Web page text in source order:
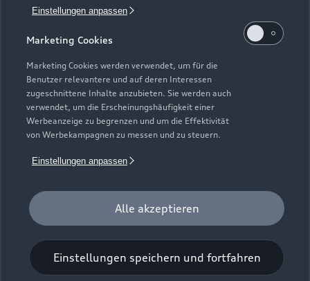
Einstellungen anpassen
Marketing Cookies
Marketing Cookies werden verwendet, um für die
Benutzer relevantere und auf deren Interessen
zugeschnittene Inhalte anzubieten. Sie werden auch
verwendet, um die Erscheinungshäufigkeit einer
Werbeanzeige zu begrenzen und um die Effektivität
von Werbekampagnen zu messen und zu steuern.
Einstellungen anpassen
Alle akzeptieren
Einstellungen speichern und fortfahren
Aktionen & Angebote
Geschäftskunden
Audi digital services
myAudi
Audi Online Beratung
Online-Terminvereinbarung
Servicekontakt
Bordbuch & Bedienungsanleitungen
Verträge kündigen
Unternehmen
Karriere
Investor Relations
Presse & Media Center
Datenschutz
© 2026 AUDI AG. Alle Rechte vorbehalten
Impressum Rechtliches
Hinweisgebersystem
Datenschutzinformation
Digital Services Act
EU Data Act
Der Umfang des Audi CarCheck wird gegebenenfalls
fahrzeugindividuell (bzgl. Motoröl und Ladeequipment)
angepasst.